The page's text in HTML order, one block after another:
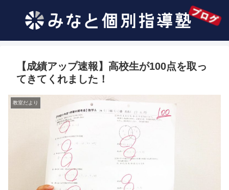
【成績アップ速報】高校生が100点を取っ
てきてくれました！
教室だより